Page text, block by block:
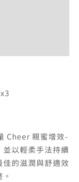
x3
Cheer 親蜜增效-
以輕柔手法持續
的滋潤與舒適效